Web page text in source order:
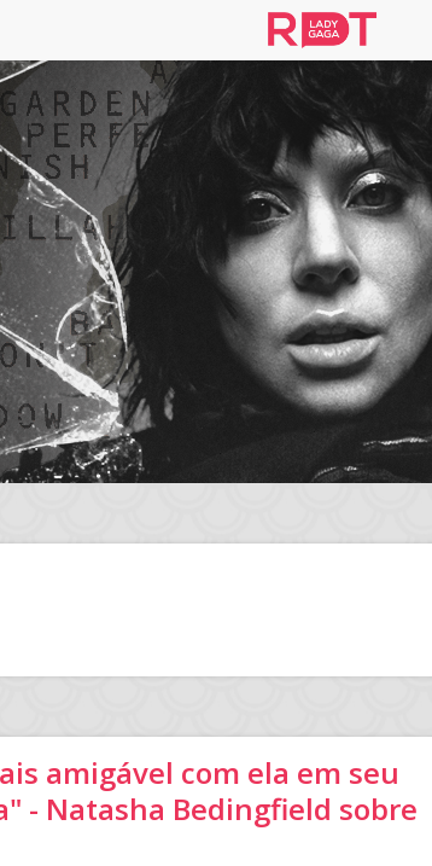
amigável com ela em seu
- Natasha Bedingfield sobre